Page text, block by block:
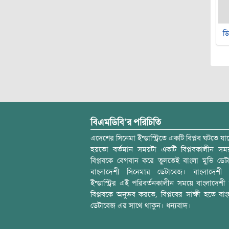
বিএমডিবি’র পরিচিতি
এদেশের সিনেমা ইন্ডাস্ট্রিতে একটি বিপ্লব ঘটতে
হয়তো বর্তমান সময়টা একটি বিপ্লবকালীন
বিপ্লবকে বেগবান করে তুলতেই বাংলা মুভি
বাংলাদেশী সিনেমার ডেটাবেজ। বাংলাদেশী
ইন্ডাস্ট্রির এই পরিবর্তনকালীন সময়ে বাংলাদেশী
বিপ্লবকে অনুভব করতে, বিপ্লবের সাক্ষী হতে
ডেটাবেজ এর সাথে থাকুন। ধন্যবাদ।